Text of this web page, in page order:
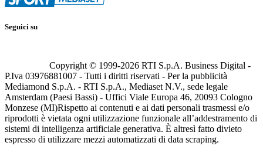
Seguici su
Copyright © 1999-2026 RTI S.p.A. Business Digital -
P.Iva 03976881007 - Tutti i diritti riservati - Per la pubblicità
Mediamond S.p.A. - RTI S.p.A., Mediaset N.V., sede legale
Amsterdam (Paesi Bassi) - Uffici Viale Europa 46, 20093 Cologno
Monzese (MI)Rispetto ai contenuti e ai dati personali trasmessi e/o
riprodotti è vietata ogni utilizzazione funzionale all’addestramento di
sistemi di intelligenza artificiale generativa. È altresì fatto divieto
espresso di utilizzare mezzi automatizzati di data scraping.